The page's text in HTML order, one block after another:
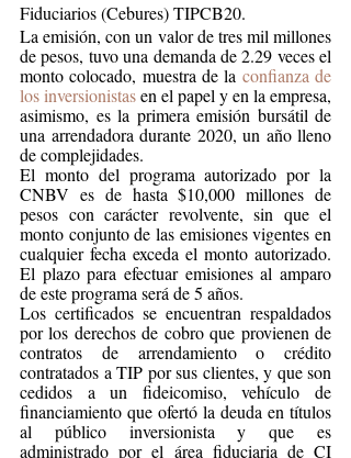
Fiduciarios (Cebures) TIPCB20.
La emisión, con un valor de tres mil millones
de pesos, tuvo una demanda de 2.29 veces el
monto colocado, muestra de la confianza de
los inversionistas en el papel y en la empresa,
asimismo, es la primera emisión bursátil de
una arrendadora durante 2020, un año lleno
de complejidades.
El monto del programa autorizado por la
CNBV es de hasta $10,000 millones de
pesos con carácter revolvente, sin que el
monto conjunto de las emisiones vigentes en
cualquier fecha exceda el monto autorizado.
El plazo para efectuar emisiones al amparo
de este programa será de 5 años.
Los certificados se encuentran respaldados
por los derechos de cobro que provienen de
contratos de arrendamiento o crédito
contratados a TIP por sus clientes, y que son
cedidos a un fideicomiso, vehículo de
financiamiento que ofertó la deuda en títulos
al público inversionista y que es
administrado por el área fiduciaria de CI